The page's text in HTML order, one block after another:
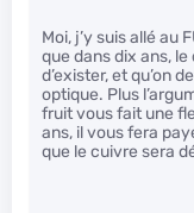
Moi, j’y suis allé au
que dans dix ans,
d’exister, et qu’on
optique. Plus
fruit vous fait une
ans, il vous fera
que le cuivre sera